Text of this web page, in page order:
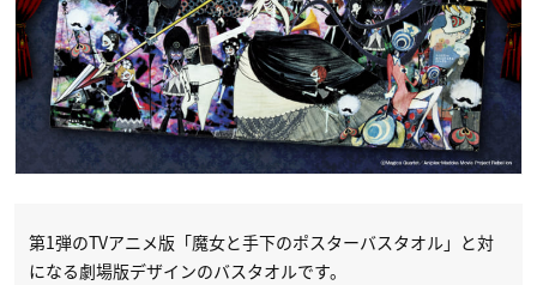
第1弾のTVアニメ版「魔女と手下のポスターバスタオル」と対
になる劇場版デザインのバスタオルです。